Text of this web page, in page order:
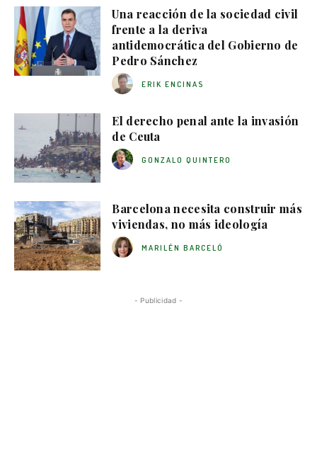
Una reacción de la sociedad civil
frente a la deriva
antidemocrática del Gobierno de
Pedro Sánchez
ERIK ENCINAS
El derecho penal ante la invasión
de Ceuta
GONZALO QUINTERO
Barcelona necesita construir más
viviendas, no más ideología
MARILÉN BARCELÓ
- Publicidad -